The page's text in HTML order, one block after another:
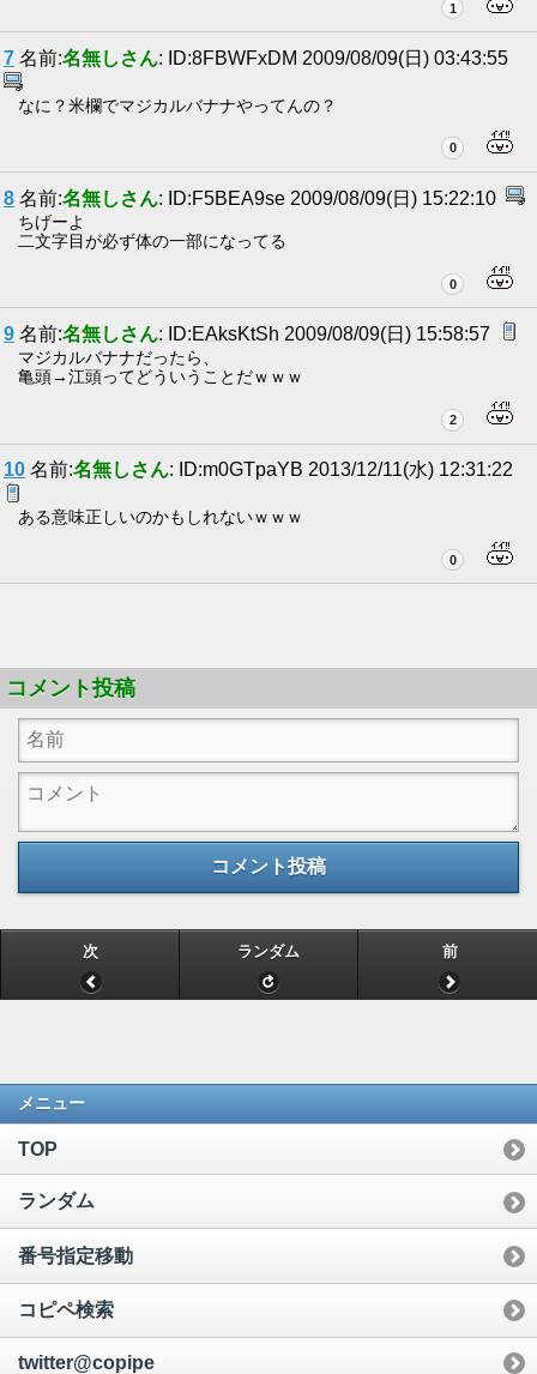
1
7 名前:名無しさん: ID:8FBWFxDM 2009/08/09(日) 03:43:55
なに？米欄でマジカルバナナやってんの？
0
8 名前:名無しさん: ID:F5BEA9se 2009/08/09(日) 15:22:10
ちげーよ
二文字目が必ず体の一部になってる
0
9 名前:名無しさん: ID:EAksKtSh 2009/08/09(日) 15:58:57
マジカルバナナだったら、
亀頭→江頭ってどういうことだｗｗｗ
2
10 名前:名無しさん: ID:m0GTpaYB 2013/12/11(水) 12:31:22
ある意味正しいのかもしれないｗｗｗ
0
コメント投稿
コメント投稿
次 ランダム 前
メニュー
TOP
ランダム
番号指定移動
コピペ検索
twitter@copipe